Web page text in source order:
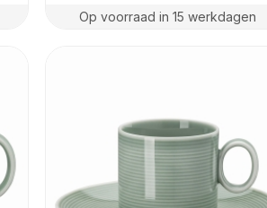
Op voorraad in 15 werkdagen